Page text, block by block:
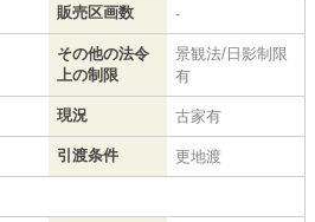
販売区画数 -
その他の法令
上の制限
景観法/日影制限
有
現況 古家有
引渡条件 更地渡